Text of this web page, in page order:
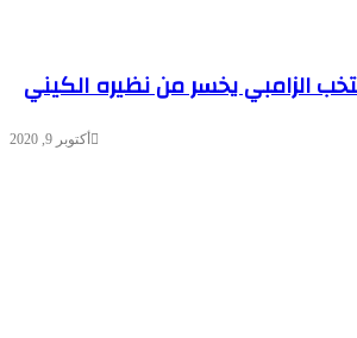
الزامبي يخسر من نظيره الكيني
أكتوبر 9, 2020